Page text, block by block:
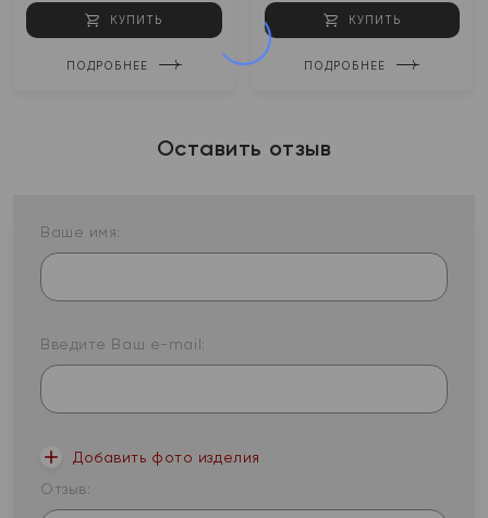
КУПИТЬ
ПОДРОБНЕЕ
КУПИТЬ
ПОДРОБНЕЕ
Оставить отзыв
Ваше имя:
Введите Ваш e-mail:
Добавить фото изделия
Отзыв: